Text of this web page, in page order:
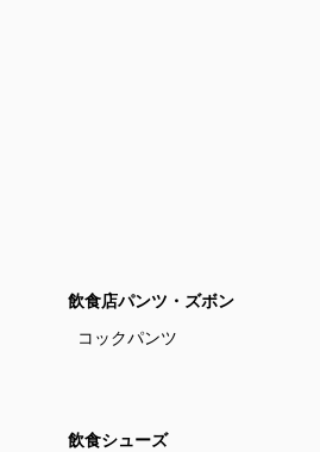
飲食店パンツ・ズボン
コックパンツ
飲食シューズ